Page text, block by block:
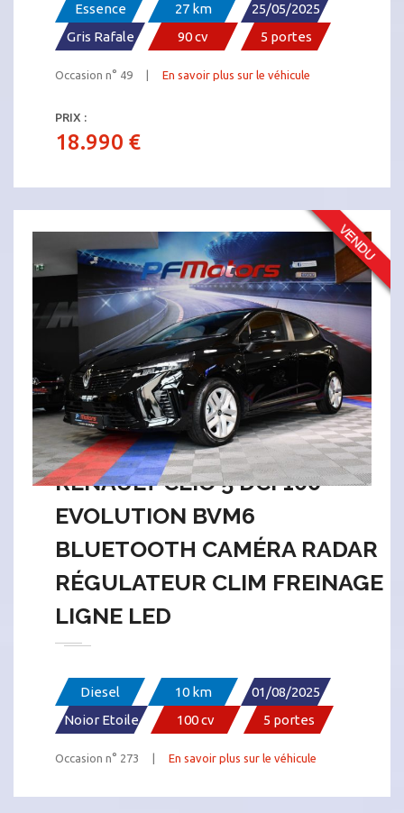
Essence 27 km
25/05/2025
Gris Rafale
90 cv 5 portes
Occasion n° 49 | En savoir plus sur le véhicule
PRIX :
18.990 €
RENAULT CLIO 5 DCI 100
EVOLUTION BVM6
BLUETOOTH CAMÉRA RADAR
RÉGULATEUR CLIM FREINAGE
LIGNE LED
Diesel 10 km
01/08/2025
Noior Etoile
100 cv 5 portes
Occasion n° 273 | En savoir plus sur le véhicule